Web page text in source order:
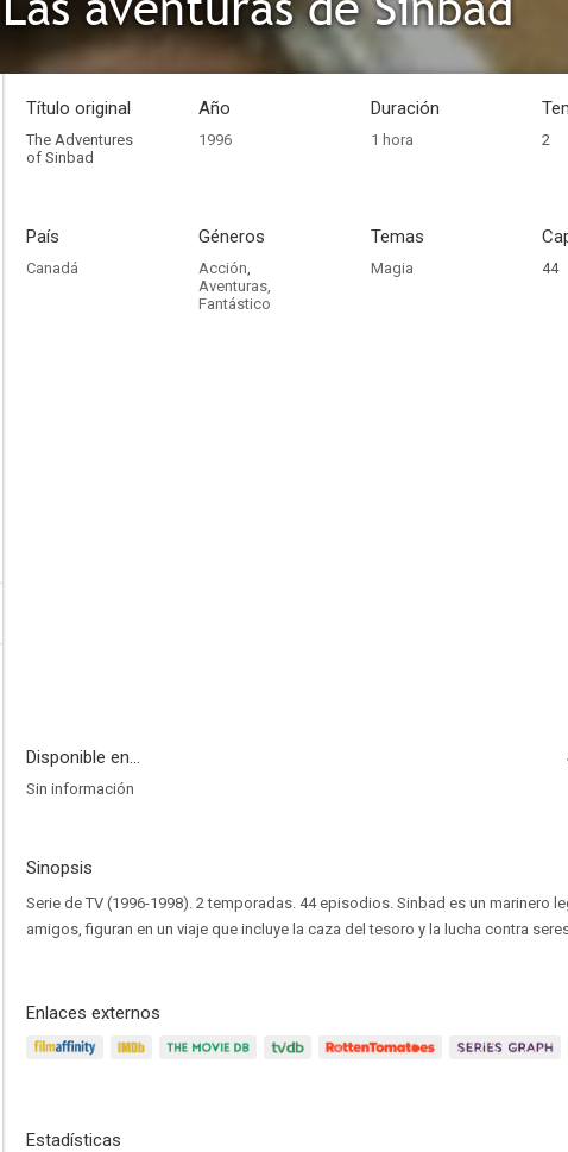
Título original
The Adventures
of Sinbad
Año
1996
Duración
1 hora 2
País
Canadá
Géneros
Acción,
Aventuras,
Fantástico
Temas
Magia 44
Disponible en...
Sin información
Sinopsis
Serie de TV (1996-1998). 2 temporadas. 44 episodios. Sinbad es un marinero
amigos, figuran en un viaje que incluye la caza del tesoro y la lucha contra
Enlaces externos
Estadísticas